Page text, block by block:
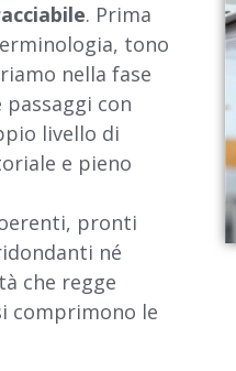
. Prima
tono
nella fase
con
livello di
e pieno
pronti
né
che regge
comprimono le